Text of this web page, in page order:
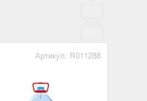
Артикул: R011288